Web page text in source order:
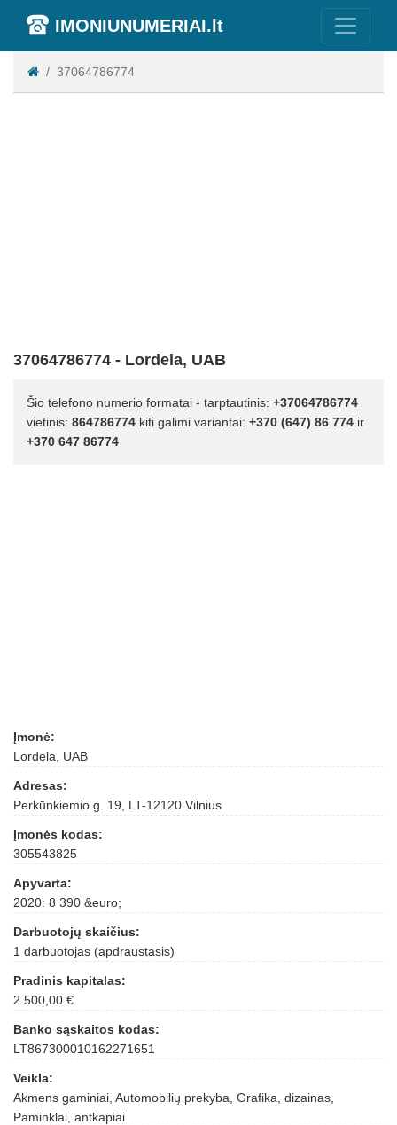
IMONIUNUMERIAI.lt
37064786774
37064786774 - Lordela, UAB
Šio telefono numerio formatai - tarptautinis: +37064786774
vietinis: 864786774 kiti galimi variantai: +370 (647) 86 774 ir
+370 647 86774
Įmonė:
Lordela, UAB
Adresas:
Perkūnkiemio g. 19, LT-12120 Vilnius
Įmonės kodas:
305543825
Apyvarta:
2020: 8 390 &euro;
Darbuotojų skaičius:
1 darbuotojas (apdraustasis)
Pradinis kapitalas:
2 500,00 €
Banko sąskaitos kodas:
LT867300010162271651
Veikla:
Akmens gaminiai, Automobilių prekyba, Grafika, dizainas,
Paminklai, antkapiai